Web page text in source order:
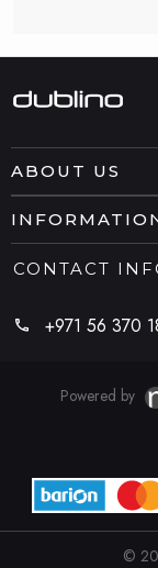
ABOUT US
CONTACT
+971 56 370
Powered by
©